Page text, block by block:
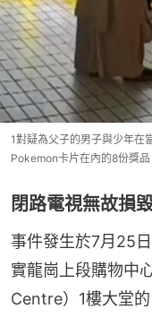
1對疑為父子的男子與少年在
Pokemon卡片在內的8份獎
閉路電視無故損
事件發生於7月25
實龍崗上段購物中
Centre）1樓大堂